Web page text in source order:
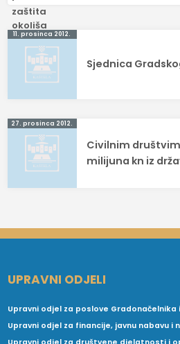
Navigacija
objava
11. prosinca 2012.
Sjednica
27. prosinca 2012.
Civilnim
milijuna kn iz
UPRAVNI ODJELI
Upravni odjel za poslove
Upravni odjel za financije, javnu nabavu i